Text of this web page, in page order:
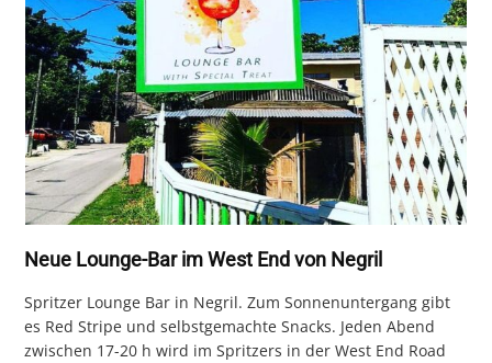
Neue Lounge-Bar im West End von Negril
Spritzer Lounge Bar in Negril. Zum Sonnenuntergang gibt
es Red Stripe und selbstgemachte Snacks. Jeden Abend
zwischen 17-20 h wird im Spritzers in der West End Road